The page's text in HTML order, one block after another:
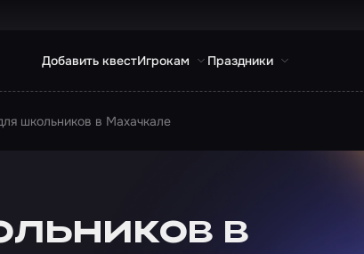
Добавить квестИгрокам Праздники
школьников в Махачкале
в